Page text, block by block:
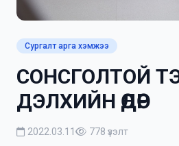
Сургалт арга хэмжээ
СОНСГОЛТОЙ
ДЭЛХИЙН ӨДӨР
2022.03.11 778 үзэлт